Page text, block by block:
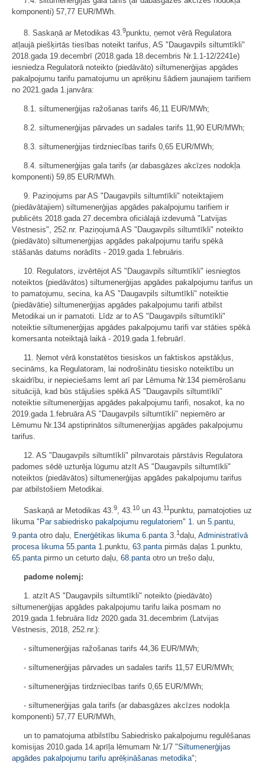
komponenti) 57,77 EUR/MWh.
8. Saskaņā ar Metodikas 43.9punktu, ņemot vērā Regulatora
atļaujā piešķirtās tiesības noteikt tarifus, AS "Daugavpils siltumtīkli"
2018.gada 19.decembrī (2018.gada 18.decembris Nr.1.1-12/2241e)
iesniedza Regulatorā noteikto (piedāvāto) siltumenerģijas apgādes
pakalpojumu tarifu pamatojumu un aprēķinu šādiem jaunajiem tarifiem
no 2021.gada 1.janvāra:
8.1. siltumenerģijas ražošanas tarifs 46,11 EUR/MWh;
8.2. siltumenerģijas pārvades un sadales tarifs 11,90 EUR/MWh;
8.3. siltumenerģijas tirdzniecības tarifs 0,65 EUR/MWh;
8.4. siltumenerģijas gala tarifs (ar dabasgāzes akcīzes nodokļa
komponenti) 59,85 EUR/MWh.
9. Paziņojums par AS "Daugavpils siltumtīkli" noteiktajiem
(piedāvātajiem) siltumenerģijas apgādes pakalpojumu tarifiem ir
publicēts 2018.gada 27.decembra oficiālajā izdevumā "Latvijas
Vēstnesis", 252.nr. Paziņojumā AS "Daugavpils siltumtīkli" noteikto
(piedāvāto) siltumenerģijas apgādes pakalpojumu tarifu spēkā
stāšanās datums norādīts - 2019.gada 1.februāris.
10. Regulators, izvērtējot AS "Daugavpils siltumtīkli" iesniegtos
noteiktos (piedāvātos) siltumenerģijas apgādes pakalpojumu tarifus un
to pamatojumu, secina, ka AS "Daugavpils siltumtīkli" noteiktie
(piedāvātie) siltumenerģijas apgādes pakalpojumu tarifi atbilst
Metodikai un ir pamatoti. Līdz ar to AS "Daugavpils siltumtīkli"
noteiktie siltumenerģijas apgādes pakalpojumu tarifi var stāties spēkā
komersanta noteiktajā laikā - 2019.gada 1.februārī.
11. Ņemot vērā konstatētos tiesiskos un faktiskos apstākļus,
secināms, ka Regulatoram, lai nodrošinātu tiesisko noteiktību un
skaidrību, ir nepieciešams lemt arī par Lēmuma Nr.134 piemērošanu
situācijā, kad būs stājušies spēkā AS "Daugavpils siltumtīkli"
noteiktie siltumenerģijas apgādes pakalpojumu tarifi, nosakot, ka no
2019.gada 1.februāra AS "Daugavpils siltumtīkli" nepiemēro ar
Lēmumu Nr.134 apstiprinātos siltumenerģijas apgādes pakalpojumu
tarifus.
12. AS "Daugavpils siltumtīkli" pilnvarotais pārstāvis Regulatora
padomes sēdē uzturēja lūgumu atzīt AS "Daugavpils siltumtīkli"
noteiktos (piedāvātos) siltumenerģijas apgādes pakalpojumu tarifus
par atbilstošiem Metodikai.
Saskaņā ar Metodikas 43. 9 , 43. 10 un 43. 11punktu, pamatojoties uz
likuma " Par sabiedrisko pakalpojumu regulatoriem" 1. un 5.pantu
9.pantaotro daļu, Enerģētikas likuma 6.panta3.1daļu, Administratīvā
procesa likuma 55.panta1.punktu, 63.pantapirmās daļas 1.punktu,
65.pantapirmo un ceturto daļu, 68.pantaotro un trešo daļu,
padome nolemj:
1. atzīt AS "Daugavpils siltumtīkli" noteikto (piedāvāto)
siltumenerģijas apgādes pakalpojumu tarifu laika posmam no
2019.gada 1.februāra līdz 2020.gada 31.decembrim (Latvijas
Vēstnesis, 2018, 252.nr.):
- siltumenerģijas ražošanas tarifs 44,36 EUR/MWh;
- siltumenerģijas pārvades un sadales tarifs 11,57 EUR/MWh;
- siltumenerģijas tirdzniecības tarifs 0,65 EUR/MWh;
- siltumenerģijas gala tarifs (ar dabasgāzes akcīzes nodokļa
komponenti) 57,77 EUR/MWh,
un to pamatojuma atbilstību Sabiedrisko pakalpojumu regulēšanas
komisijas 2010.gada 14.aprīļa lēmumam Nr.1/7 "Siltumenerģijas
apgādes pakalpojumu tarifu aprēķināšanas metodika";